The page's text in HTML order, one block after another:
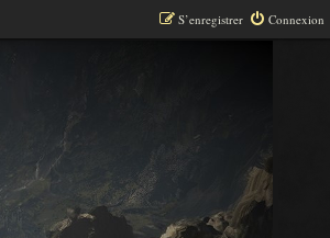
Connexion
S’enregistrer